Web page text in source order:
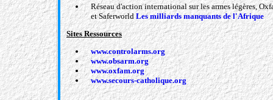
Réseau d'action international sur les armes légères,
et SaferworldLes milliards manquants de l'Afrique
Sites Ressources
www.controlarms.org
www.obsarm.org
www.oxfam.org
www.secours-catholique.org